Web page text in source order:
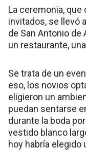
La ceremonia,
invitados, se llevó
de San Antonio de
un restaurante,
Se trata de un
eso, los novios
eligieron un
puedan sentarse
durante la boda
vestido blanco
hoy habría elegido